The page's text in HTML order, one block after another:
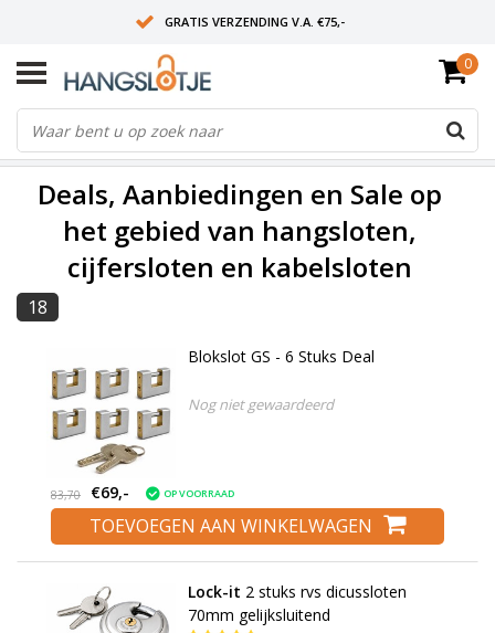
GRATIS VERZENDING V.A. €75,-
OP WERKDAGEN VOOR 15:00 BESTELD? VOLGENDE DAG OP SLOT!
ALLES UIT VOORRAAD
0
Deals, Aanbiedingen en Sale op
het gebied van hangsloten,
cijfersloten en kabelsloten
18
Blokslot GS - 6 Stuks Deal
Nog niet gewaardeerd
83,70 €69,- OP VOORRAAD
TOEVOEGEN AAN WINKELWAGEN
Lock-it 2 stuks rvs dicussloten
70mm gelijksluitend